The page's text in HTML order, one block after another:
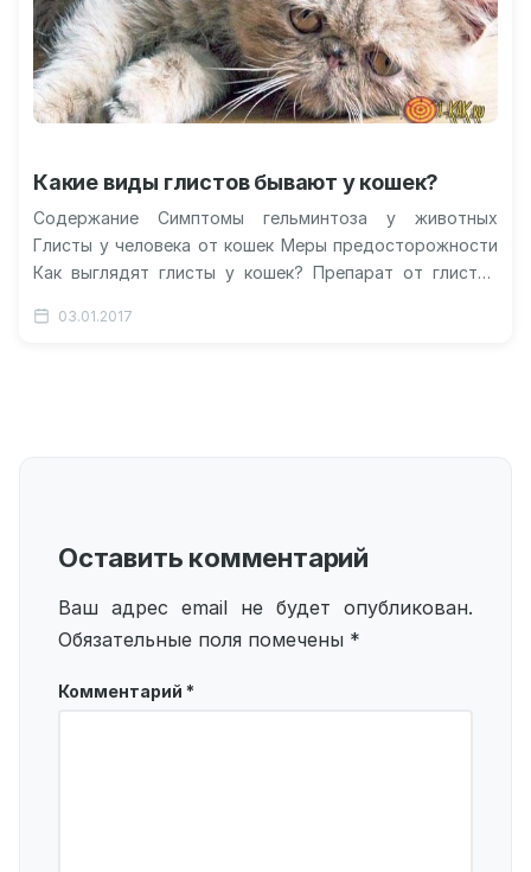
Какие виды глистов бывают у кошек?
Содержание Симптомы гельминтоза у животных
Глисты у человека от кошек Меры предосторожности
Как выглядят глисты у кошек? Препарат от глистов
03.01.2017
Оставить комментарий
Ваш адрес email не будет опубликован.
Обязательные поля помечены *
Комментарий *